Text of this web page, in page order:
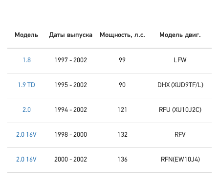
Модель Даты выпуска Мощность, л.с. Модель двиг.
1.8 1997 - 2002 99 LFW
1.9 TD 1995 - 2002 90 DHX (XUD9TF/L)
2.0 1994 - 2002 121 RFU (XU10J2C)
2.0 16V 1998 - 2000 132 RFV
2.0 16V 2000 - 2002 136 RFN(EW10J4)